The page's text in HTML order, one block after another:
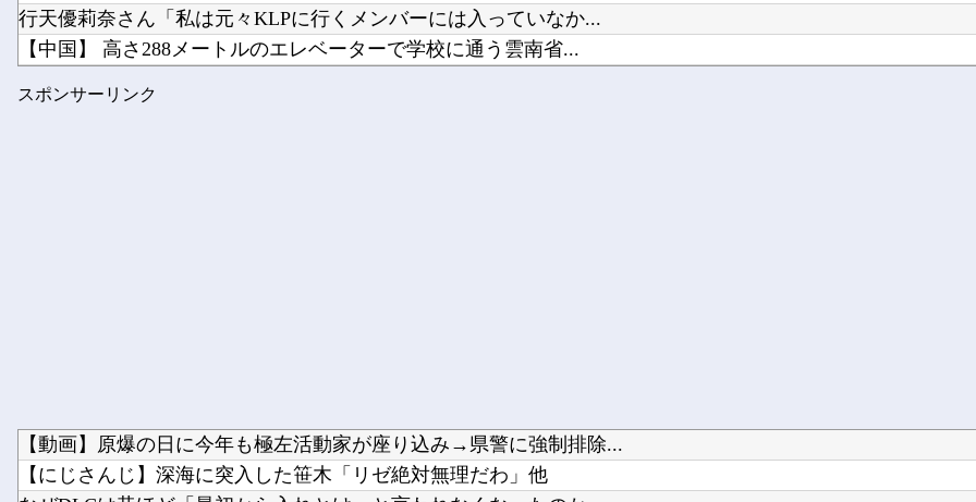
行天優莉奈さん「私は元々KLPに行くメンバーには入っていなか...
【中国】 高さ288メートルのエレベーターで学校に通う雲南省...
【ホロライブ】 泉パッパが水着ミオしゃイラストあげとる
スポンサーリンク
【動画】原爆の日に今年も極左活動家が座り込み→県警に強制排除...
【にじさんじ】深海に突入した笹木「リゼ絶対無理だわ」他